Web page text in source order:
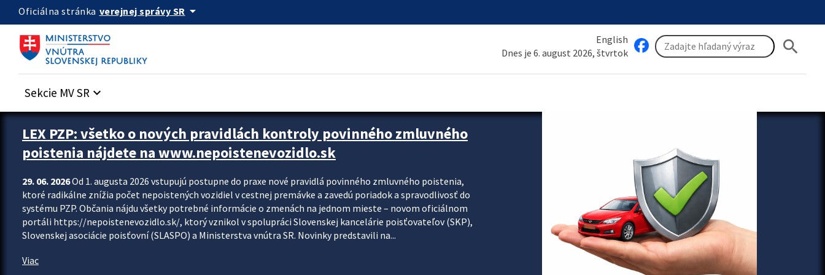
Preskocit na hlavný obsah
Oficiálna stránka verejnej správy SR arrow_drop_down
English
Dnes je 6. august 2026, štvrtok
search
Sekcie MV SR keyboard_arrow_down
Zastavit automatický posun upútavok
LEX PZP: všetko o nových pravidlách kontroly povinného zmluvného
poistenia nájdete na www.nepoistenevozidlo.sk
29. 06. 2026Od 1. augusta 2026 vstupujú postupne do praxe nové pravidlá povinného zmluvného poistenia,
ktoré radikálne znížia počet nepoistených vozidiel v cestnej premávke a zavedú poriadok a spravodlivosť do
systému PZP. Občania nájdu všetky potrebné informácie o zmenách na jednom mieste – novom oficiálnom
portáli https://nepoistenevozidlo.sk/, ktorý vznikol v spolupráci Slovenskej kancelárie poisťovateľov (SKP),
Slovenskej asociácie poisťovní (SLASPO) a Ministerstva vnútra SR. Novinky predstavili na...
Viac